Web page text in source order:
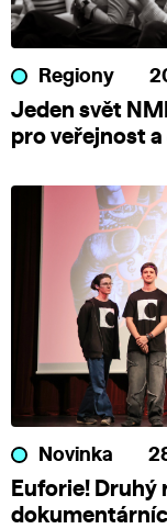
Regiony
Jeden svět
pro veřejnost
Novinka
Euforie!